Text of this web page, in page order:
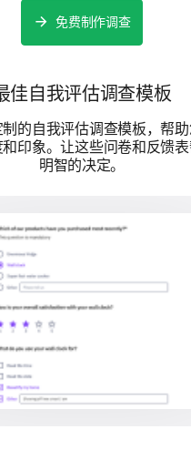
司政策在支持您的工作与
（1为最小，5为最大）：
假政策
取哪些其他措施来更好地
衡？
免费制作调查
佳自我评估调查模板
的自我评估调查模板，帮
印象。让这些问卷和反馈
明智的决定。